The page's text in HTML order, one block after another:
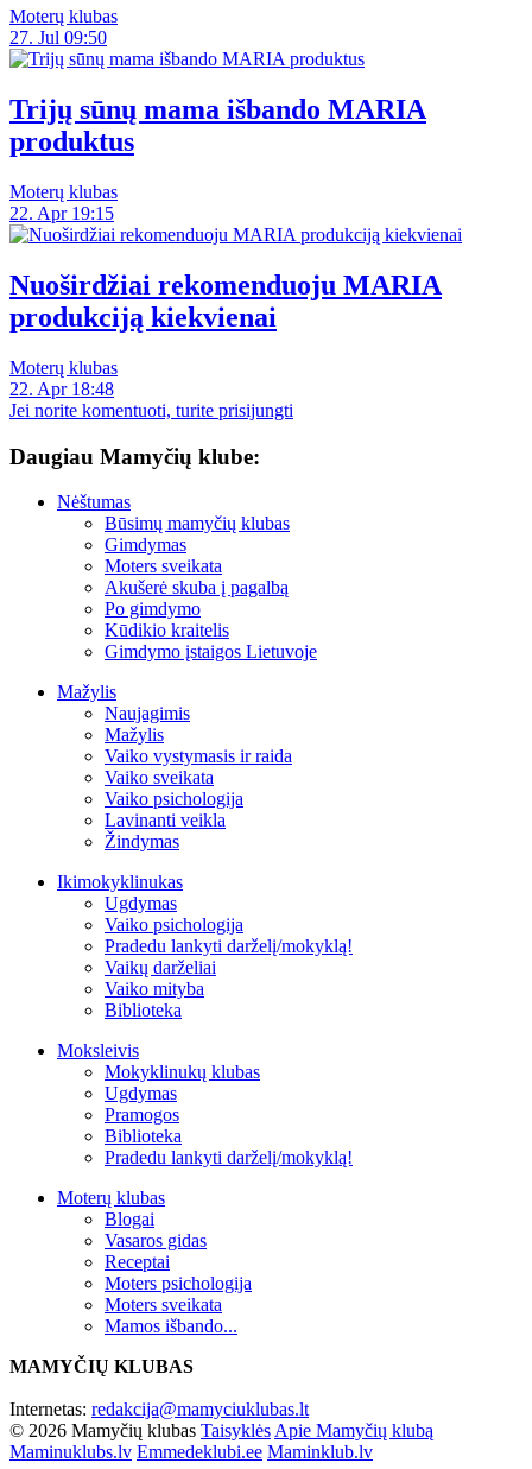
Moterų klubas
27. Jul 09:50
Trijų sūnų mama išbando MARIA
produktus
Moterų klubas
22. Apr 19:15
Nuoširdžiai rekomenduoju MARIA
produkciją kiekvienai
Moterų klubas
22. Apr 18:48
Jei norite komentuoti, turite prisijungti
Daugiau Mamyčių klube:
Nėštumas
Būsimų mamyčių klubas
Gimdymas
Moters sveikata
Akušerė skuba į pagalbą
Po gimdymo
Kūdikio kraitelis
Gimdymo įstaigos Lietuvoje
Mažylis
Naujagimis
Mažylis
Vaiko vystymasis ir raida
Vaiko sveikata
Vaiko psichologija
Lavinanti veikla
Žindymas
Ikimokyklinukas
Ugdymas
Vaiko psichologija
Pradedu lankyti darželį/mokyklą!
Vaikų darželiai
Vaiko mityba
Biblioteka
Moksleivis
Mokyklinukų klubas
Ugdymas
Pramogos
Biblioteka
Pradedu lankyti darželį/mokyklą!
Moterų klubas
Blogai
Vasaros gidas
Receptai
Moters psichologija
Moters sveikata
Mamos išbando...
MAMYČIŲ KLUBAS
Internetas: redakcija@mamyciuklubas.lt
© 2026 Mamyčių klubas Taisyklės Apie Mamyčių klubą
Maminuklubs.lv Emmedeklubi.ee Maminklub.lv